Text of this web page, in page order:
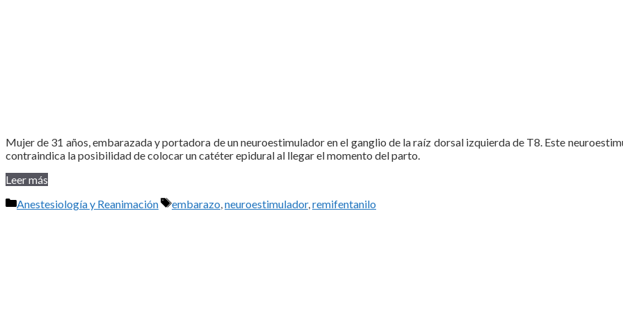
Mujer de 31 años, embarazada y portadora de un neuroestimulador en el ganglio de la raíz dorsal izquierda de T8. Este
contraindica la posibilidad de colocar un catéter epidural al llegar el momento del parto.
Leer más
Categorías
Anestesiología y Reanimación Etiquetas
embarazo,neuroestimulador,remifentanilo